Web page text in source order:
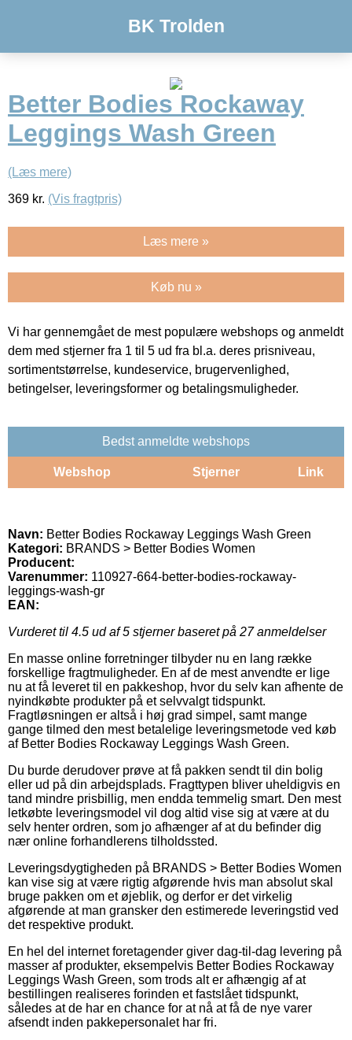
BK Trolden
Better Bodies Rockaway
Leggings Wash Green
(Læs mere)
369 kr. (Vis fragtpris)
Læs mere »
Køb nu »
Vi har gennemgået de mest populære webshops og anmeldt
dem med stjerner fra 1 til 5 ud fra bl.a. deres prisniveau,
sortimentstørrelse, kundeservice, brugervenlighed,
betingelser, leveringsformer og betalingsmuligheder.
Bedst anmeldte webshops
Webshop Stjerner Link
Navn: Better Bodies Rockaway Leggings Wash Green
Kategori: BRANDS > Better Bodies Women
Producent:
Varenummer: 110927-664-better-bodies-rockaway-
leggings-wash-gr
EAN:
Vurderet til 4.5 ud af 5 stjerner baseret på 27anmeldelser
En masse online forretninger tilbyder nu en lang række
forskellige fragtmuligheder. En af de mest anvendte er lige
nu at få leveret til en pakkeshop, hvor du selv kan afhente de
nyindkøbte produkter på et selvvalgt tidspunkt.
Fragtløsningen er altså i høj grad simpel, samt mange
gange tilmed den mest betalelige leveringsmetode ved køb
af Better Bodies Rockaway Leggings Wash Green.
Du burde derudover prøve at få pakken sendt til din bolig
eller ud på din arbejdsplads. Fragttypen bliver uheldigvis en
tand mindre prisbillig, men endda temmelig smart. Den mest
letkøbte leveringsmodel vil dog altid vise sig at være at du
selv henter ordren, som jo afhænger af at du befinder dig
nær online forhandlerens tilholdssted.
Leveringsdygtigheden på BRANDS > Better Bodies Women
kan vise sig at være rigtig afgørende hvis man absolut skal
bruge pakken om et øjeblik, og derfor er det virkelig
afgørende at man gransker den estimerede leveringstid ved
det respektive produkt.
En hel del internet foretagender giver dag-til-dag levering på
masser af produkter, eksempelvis Better Bodies Rockaway
Leggings Wash Green, som trods alt er afhængig af at
bestillingen realiseres forinden et fastslået tidspunkt,
således at de har en chance for at nå at få de nye varer
afsendt inden pakkepersonalet har fri.